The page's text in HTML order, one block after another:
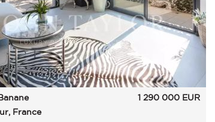
France
1 290 000 EUR